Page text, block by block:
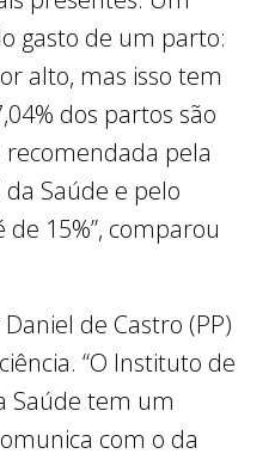
gasto de um parto:
alto, mas isso tem
dos partos são
recomendada pela
Saúde e pelo
15%”, comparou
de Castro (PP)
“O Instituto de
Saúde tem um
com o da